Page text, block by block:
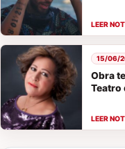
Obra
Teatro
15/06/